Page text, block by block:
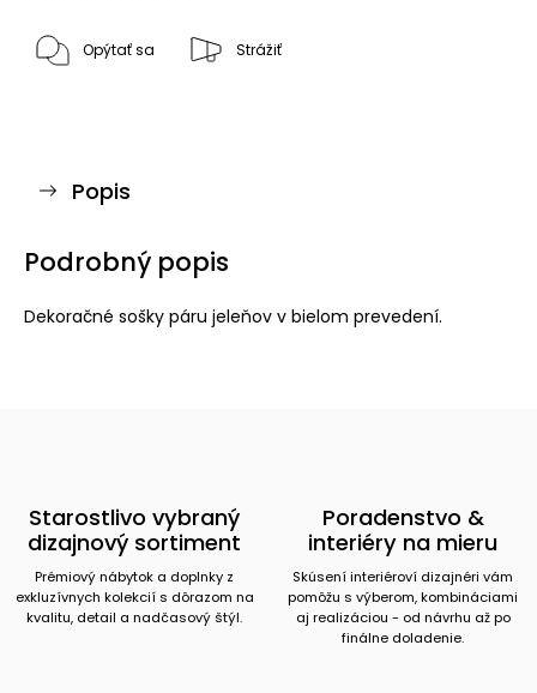
Opýtať sa Strážiť
Popis
Podrobný popis
Dekoračné sošky páru jeleňov v bielom prevedení.
Starostlivo vybraný
dizajnový sortiment
Prémiový nábytok a doplnky z
exkluzívnych kolekcií s dôrazom na
kvalitu, detail a nadčasový štýl.
Poradenstvo &
interiéry na mieru
Skúsení interiéroví dizajnéri vám
pomôžu s výberom, kombináciami
aj realizáciou - od návrhu až po
finálne doladenie.